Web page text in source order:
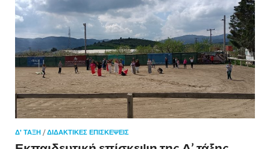
Δ' ΤΑΞΗ /ΔΙΔΑΚΤΙΚΈΣ ΕΠΙΣΚΈΨΕΙΣ